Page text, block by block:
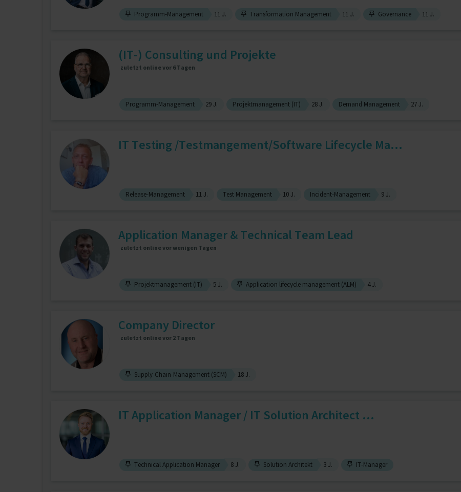
Programm-Management 11 J. Transformation Management 11 J. Governance 11 J.
(IT-) Consulting und Projekte
zuletzt online vor 6 Tagen
Programm-Management 29 J. Projektmanagement (IT) 28 J. Demand Management 27 J.
IT Testing /Testmangement/Software Lifecycle Ma...
Release-Management 11 J. Test Management 10 J. Incident-Management 9 J.
Application Manager & Technical Team Lead
zuletzt online vor wenigen Tagen
Projektmanagement (IT) 5 J. Application lifecycle management (ALM) 4 J.
Company Director
zuletzt online vor 2 Tagen
Supply-Chain-Management (SCM) 18 J.
IT Application Manager / IT Solution Architect ...
Technical Application Manager 8 J. Solution Architekt 3 J. IT-Manager